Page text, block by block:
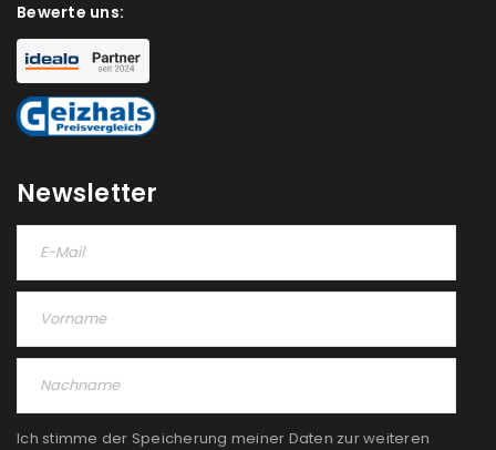
Bewerte uns:
Newsletter
Ich stimme der Speicherung meiner Daten zur weiteren